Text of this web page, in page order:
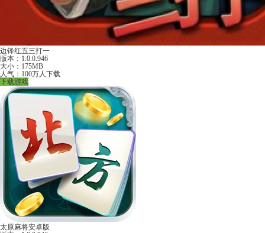
边锋红五三打一
版本：1.0.0.946
大小：175MB
人气：100万人下载
下载游戏
太原麻将安卓版